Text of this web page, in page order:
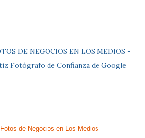
DE NEGOCIOS EN LOS MEDIOS -
Fotógrafo de Confianza de Google